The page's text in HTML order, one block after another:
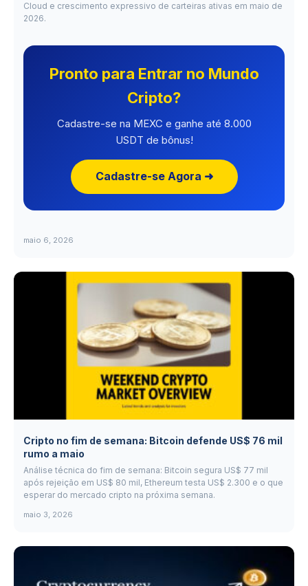
Cloud e crescimento expressivo de carteiras ativas em maio de
2026.
Pronto para Entrar no Mundo
Cripto?
Cadastre-se na MEXC e ganhe até 8.000
USDT de bônus!
Cadastre-se Agora ➜
maio 6, 2026
Cripto no fim de semana: Bitcoin defende US$ 76 mil
rumo a maio
Análise técnica do fim de semana: Bitcoin segura US$ 77 mil
após rejeição em US$ 80 mil, Ethereum testa US$ 2.300 e o que
esperar do mercado cripto na próxima semana.
maio 3, 2026